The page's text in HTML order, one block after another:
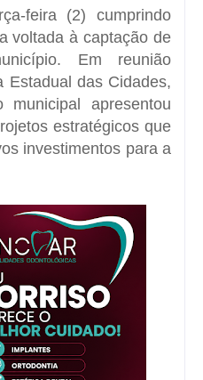
feira (2) cumprindo
voltada à captação de
Em reunião
Estadual das Cidades,
apresentou
estratégicos que
investimentos para a